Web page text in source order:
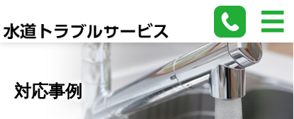
対応事例